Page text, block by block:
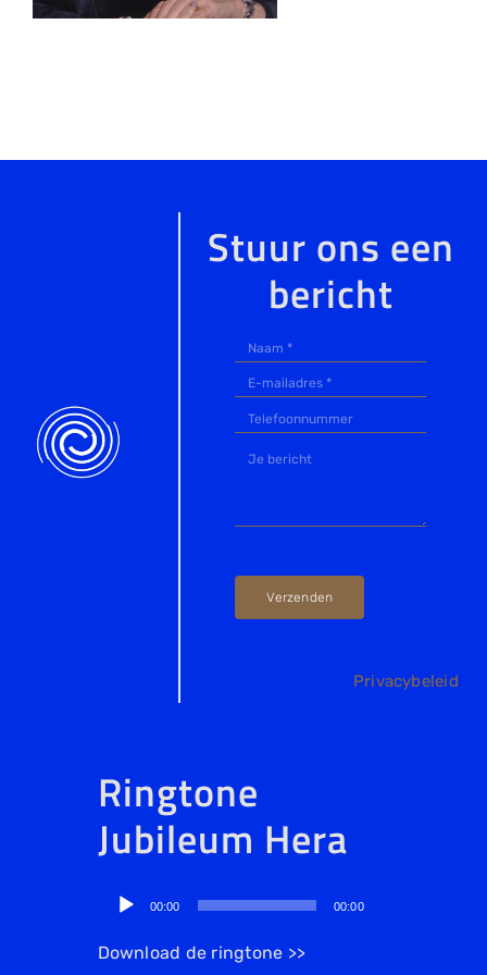
Ringtone
Jubileum Hera
Audiospeler
00:00 00:00
Download de ringtone >>
Stuur ons een
bericht
Verzenden
Privacybeleid